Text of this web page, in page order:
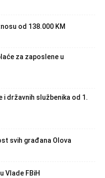
od 138.000 KM
za zaposlene u
i državnih službenika od 1.
svih građana Olova
Vlade FBiH